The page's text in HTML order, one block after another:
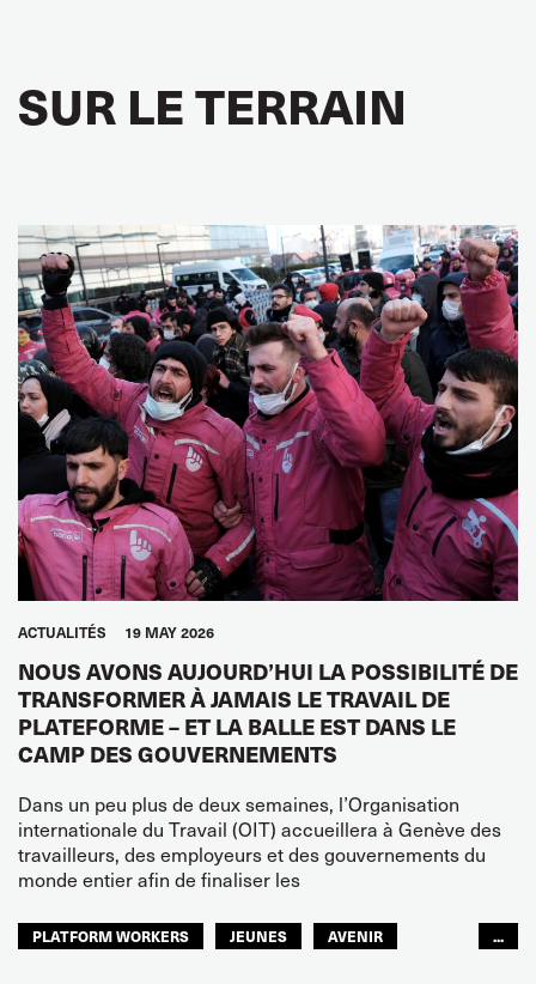
SUR LE TERRAIN
ACTUALITÉS 19 MAY 2026
NOUS AVONS AUJOURD’HUI LA POSSIBILITÉ DE
TRANSFORMER À JAMAIS LE TRAVAIL DE
PLATEFORME – ET LA BALLE EST DANS LE
CAMP DES GOUVERNEMENTS
Dans un peu plus de deux semaines, l’Organisation
internationale du Travail (OIT) accueillera à Genève des
travailleurs, des employeurs et des gouvernements du
monde entier afin de finaliser les
PLATFORM WORKERS JEUNES
AVENIR
...